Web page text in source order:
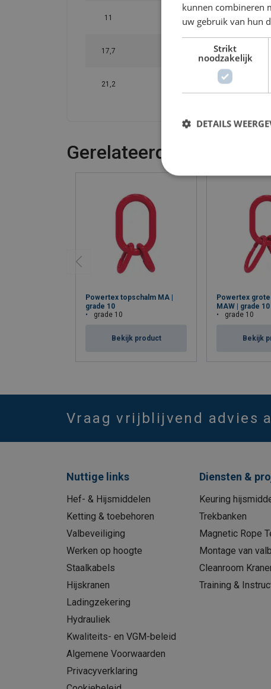
11
17,7
21,2
Gerelateerde producten
Powertex topschalm MA |
grade 10
grade 10
Bekijk product
Powertex
MAW | grade 10
grade 10
Bekijk
Vraag vrijblijvend advies
Nuttige links
Hef- & Hijsmiddelen
Ketting & toebehoren
Valbeveiliging
Werken op hoogte
Staalkabels
Hijskranen
Ladingzekering
Hydrauliek
Kwaliteits- en VGM-beleid
Algemene Voorwaarden
Privacyverklaring
Diensten &
Keuring
Trekbanken
Magnetic Rope
Montage van
Cleanroom
Training &
kunnen combineren
uw gebruik van hun
Strikt
noodzakelijk
DETAILS